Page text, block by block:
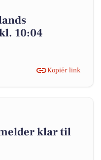
10:04
Kopiér link
klar til